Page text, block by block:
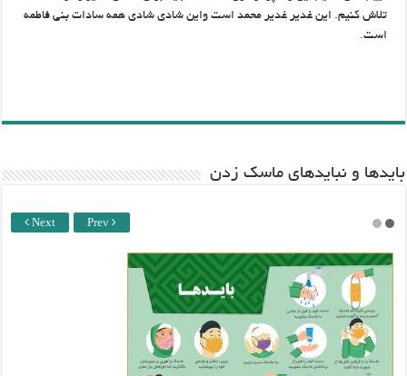
تلاش کنیم. این غدیر غدیر محمد است واین شادی شادی همه سادات بنی فاطمه
است.
باید‌ها و نبایدهای ماسک زدن
Next Prev